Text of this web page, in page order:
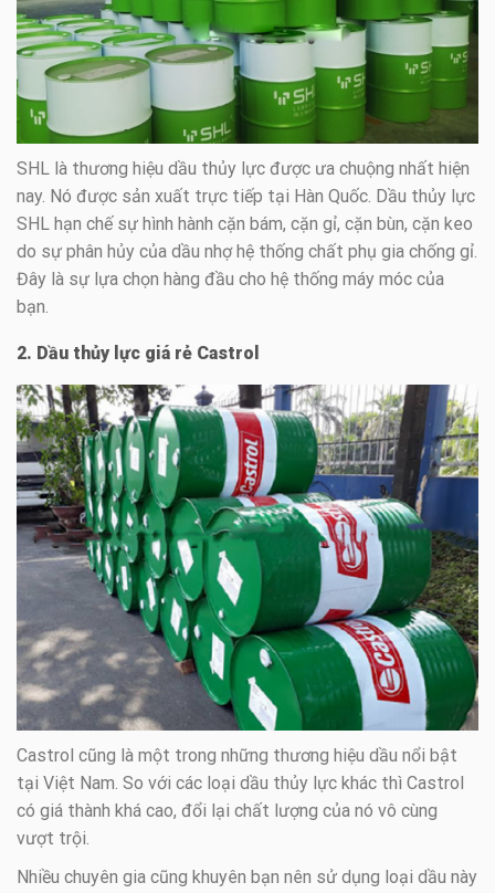
SHL là thương hiệu dầu thủy lực được ưa chuộng nhất hiện
nay. Nó được sản xuất trực tiếp tại Hàn Quốc. Dầu thủy lực
SHL hạn chế sự hình hành cặn bám, cặn gỉ, cặn bùn, cặn keo
do sự phân hủy của dầu nhợ hệ thống chất phụ gia chống gỉ.
Đây là sự lựa chọn hàng đầu cho hệ thống máy móc của
bạn.
2. Dầu thủy lực giá rẻ Castrol
Castrol cũng là một trong những thương hiệu dầu nổi bật
tại Việt Nam. So với các loại dầu thủy lực khác thì Castrol
có giá thành khá cao, đổi lại chất lượng của nó vô cùng
vượt trội.
Nhiều chuyên gia cũng khuyên bạn nên sử dụng loại dầu này